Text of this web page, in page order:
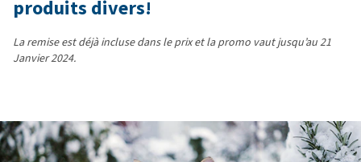
produits divers!
La remise est déjà incluse dans le prix et la promo vaut jusqu’au 21
Janvier 2024.